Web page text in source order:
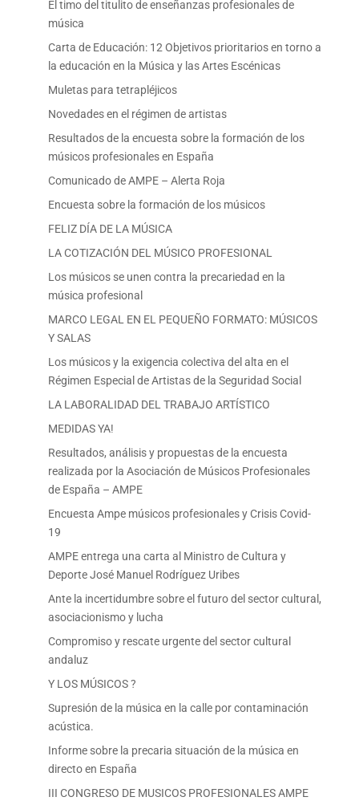
El timo del titulito de enseñanzas profesionales de
música
Carta de Educación: 12 Objetivos prioritarios en torno a
la educación en la Música y las Artes Escénicas
Muletas para tetrapléjicos
Novedades en el régimen de artistas
Resultados de la encuesta sobre la formación de los
músicos profesionales en España
Comunicado de AMPE – Alerta Roja
Encuesta sobre la formación de los músicos
FELIZ DÍA DE LA MÚSICA
LA COTIZACIÓN DEL MÚSICO PROFESIONAL
Los músicos se unen contra la precariedad en la
música profesional
MARCO LEGAL EN EL PEQUEÑO FORMATO: MÚSICOS
Y SALAS
Los músicos y la exigencia colectiva del alta en el
Régimen Especial de Artistas de la Seguridad Social
LA LABORALIDAD DEL TRABAJO ARTÍSTICO
MEDIDAS YA!
Resultados, análisis y propuestas de la encuesta
realizada por la Asociación de Músicos Profesionales
de España – AMPE
Encuesta Ampe músicos profesionales y Crisis Covid-
19
AMPE entrega una carta al Ministro de Cultura y
Deporte José Manuel Rodríguez Uribes
Ante la incertidumbre sobre el futuro del sector cultural,
asociacionismo y lucha
Compromiso y rescate urgente del sector cultural
andaluz
Y LOS MÚSICOS ?
Supresión de la música en la calle por contaminación
acústica.
Informe sobre la precaria situación de la música en
directo en España
III CONGRESO DE MUSICOS PROFESIONALES AMPE